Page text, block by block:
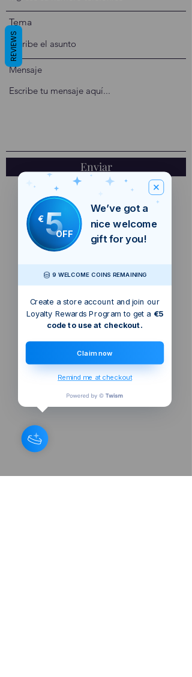
Tema
Mensaje
Enviar
€5OFF
We’ve got a
nice welcome
gift for you!
9 WELCOME COINS REMAINING
Create a store account and join our
Loyalty Rewards Program to get a €5
code to use at checkout.
Claim now
Remind me at checkout
REVIEWS